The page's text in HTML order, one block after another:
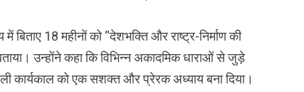
बिताए 18 महीनों को “देशभक्ति और राष्ट्र-निर्माण की
उन्होंने कहा कि विभिन्न अकादमिक धाराओं से जुड़े
कार्यकाल को एक सशक्त और प्रेरक अध्याय बना दिया।